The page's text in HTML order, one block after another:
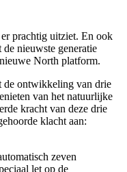
prachtig uitziet. En ook
nieuwste generatie
North platform.
de ontwikkeling van drie
van het natuurlijke
kracht van deze drie
klacht aan:
zeven
let op de